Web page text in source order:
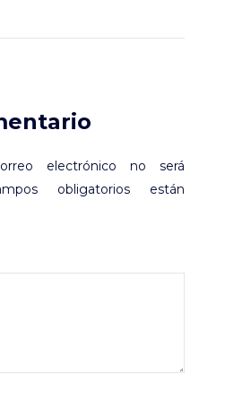
electrónico no será
obligatorios están